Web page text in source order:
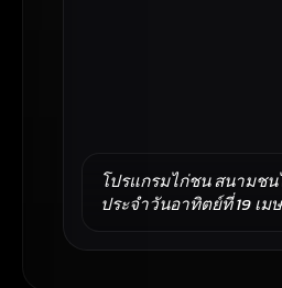
โปรแกรมไก่ชน สนามชน
ประจำวันอาทิตย์ที่ 19 เม